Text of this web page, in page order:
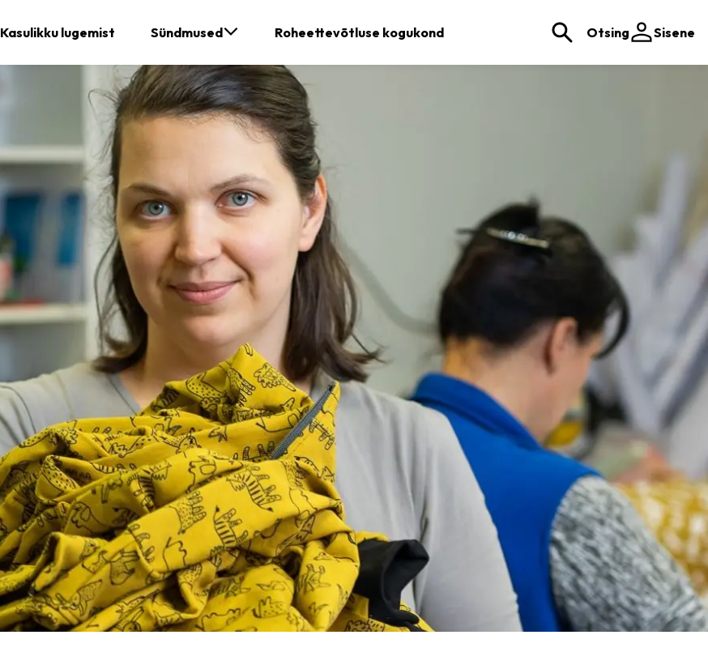
Kasulikku lugemist Sündmused Roheettevõtluse kogukond Otsing Sisene